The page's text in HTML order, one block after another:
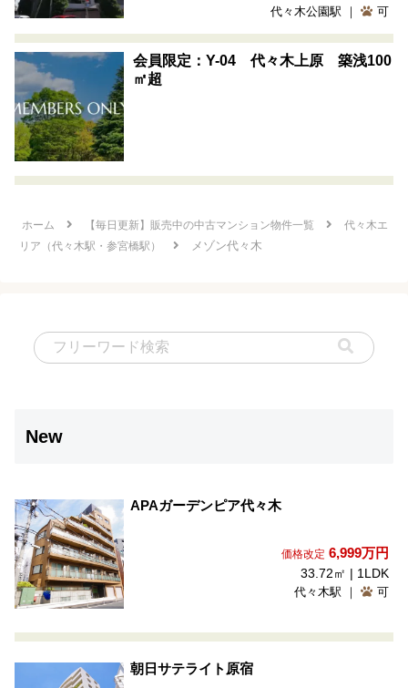
代々木公園駅 ｜ 可
会員限定：Y-04 代々木上原 築浅100
㎡超
ホーム 【毎日更新】販売中の中古マンション物件一覧
代々木エ
リア（代々木駅・参宮橋駅）
メゾン代々木
New
APAガーデンピア代々木
価格改定 6,999万円
33.72㎡ | 1LDK
代々木駅 ｜ 可
朝日サテライト原宿